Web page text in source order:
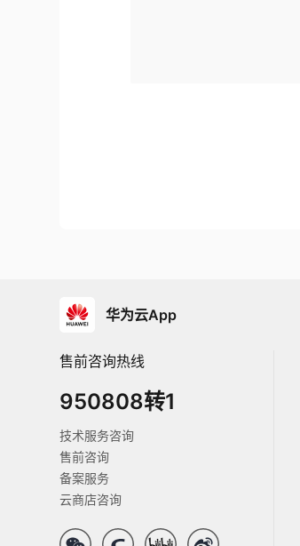
华为云App
售前咨询热线
950808转1
技术服务咨询
售前咨询
备案服务
云商店咨询